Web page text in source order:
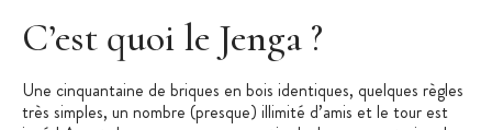
C’est quoi le Jenga ?
Une cinquantaine de briques en bois identiques, quelques règles
très simples, un nombre (presque) illimité d’amis et le tour est